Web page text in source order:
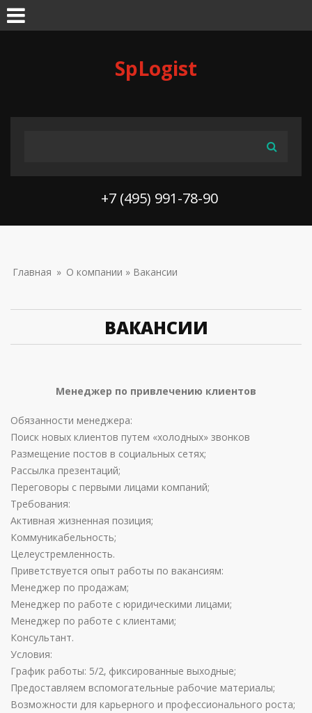
SpLogist
+7 (495) 991-78-90
ВЫ ЗДЕСЬ
Главная » О компании » Вакансии
ВАКАНСИИ
Менеджер по привлечению клиентов
Обязанности менеджера:
Поиск новых клиентов путем «холодных» звонков
Размещение постов в социальных сетях;
Рассылка презентаций;
Переговоры с первыми лицами компаний;
Требования:
Активная жизненная позиция;
Коммуникабельность;
Целеустремленность.
Приветствуется опыт работы по вакансиям:
Менеджер по продажам;
Менеджер по работе с юридическими лицами;
Менеджер по работе с клиентами;
Консультант.
Условия:
График работы: 5/2‚ фиксированные выходные;
Предоставляем вспомогательные рабочие материалы;
Возможности для карьерного и профессионального роста;